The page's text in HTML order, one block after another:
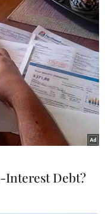
để minh
khởi tố, nhiều ý kiến
trong lĩnh vực
minh bạch và tăng
Interest Debt?